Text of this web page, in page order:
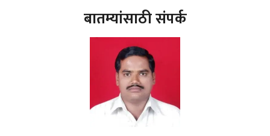
बातम्यांसाठी संपर्क